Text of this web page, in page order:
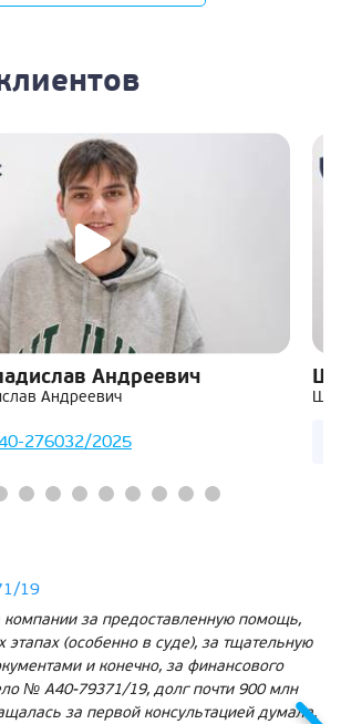
Андреевич
Андреевич
276032/2025
19
компании за предоставленную помощь,
этапах (особенно в суде), за тщательную
и конечно, за финансового
№ А40-79371/19, долг почти 900 млн
за первой консультацией думала,